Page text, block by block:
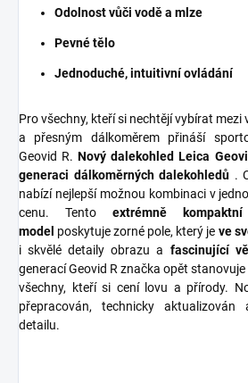
Odolnost vůči vodě a mlze
Pevné tělo
Jednoduché, intuitivní ovládání
Pro všechny, kteří si nechtějí vybírat
a přesným dálkoměrem přináší
Geovid R. Nový dalekohled Leica
generaci dálkoměrných dalekohledů .
nabízí nejlepší možnou kombinaci v
cenu. Tento
extrémně
model poskytuje zorné pole, který je ve
i skvělé detaily obrazu a fascinující
generací Geovid R značka opět
všechny, kteří si cení lovu a přírody.
přepracován, technicky
detailu.